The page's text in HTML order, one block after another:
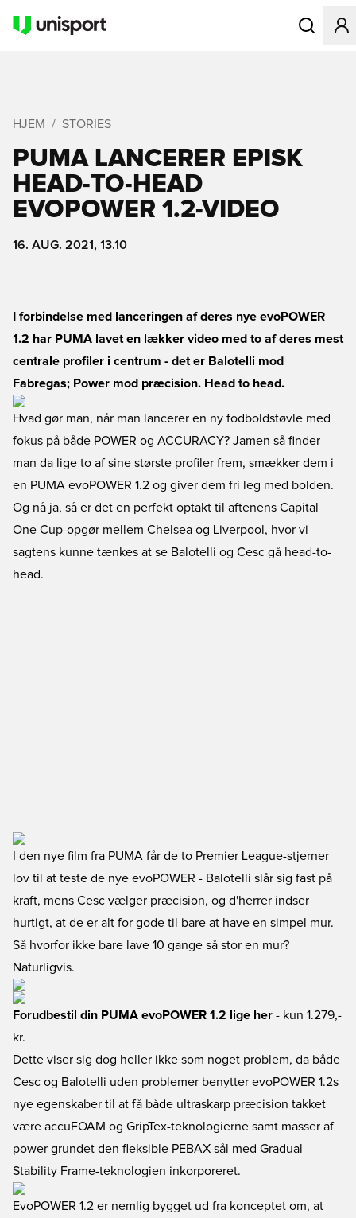
Åbner en
HJEM STORIES
PUMA LANCERER EPISK
HEAD-TO-HEAD
EVOPOWER 1.2-VIDEO
16. AUG. 2021, 13.10
I forbindelse med lanceringen af deres nye evoPOWER
1.2 har PUMA lavet en lækker video med to af deres mest
centrale profiler i centrum - det er Balotelli mod
Fabregas; Power mod præcision. Head to head.
Hvad gør man, når man lancerer en ny fodboldstøvle med
fokus på både POWER og ACCURACY? Jamen så finder
man da lige to af sine største profiler frem, smækker dem i
en PUMA evoPOWER 1.2 og giver dem fri leg med bolden.
Og nå ja, så er det en perfekt optakt til aftenens Capital
One Cup-opgør mellem Chelsea og Liverpool, hvor vi
sagtens kunne tænkes at se Balotelli og Cesc gå head-to-
head.
I den nye film fra PUMA får de to Premier League-stjerner
lov til at teste de nye evoPOWER - Balotelli slår sig fast på
kraft, mens Cesc vælger præcision, og d'herrer indser
hurtigt, at de er alt for gode til bare at have en simpel mur.
Så hvorfor ikke bare lave 10 gange så stor en mur?
Naturligvis.
Forudbestil din PUMA evoPOWER 1.2 lige her - kun 1.279,-
kr.
Dette viser sig dog heller ikke som noget problem, da både
Cesc og Balotelli uden problemer benytter evoPOWER 1.2s
nye egenskaber til at få både ultraskarp præcision takket
være accuFOAM og GripTex-teknologierne samt masser af
power grundet den fleksible PEBAX-sål med Gradual
Stability Frame-teknologien inkorporeret.
EvoPOWER 1.2 er nemlig bygget ud fra konceptet om, at